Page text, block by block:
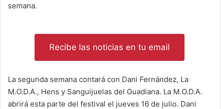
semana.
Recibe las noticias en tu email
La segunda semana contará con Dani Fernández, La
M.O.D.A., Hens y Sanguijuelas del Guadiana. La M.O.D.A.
abrirá esta parte del festival el jueves 16 de julio. Dani